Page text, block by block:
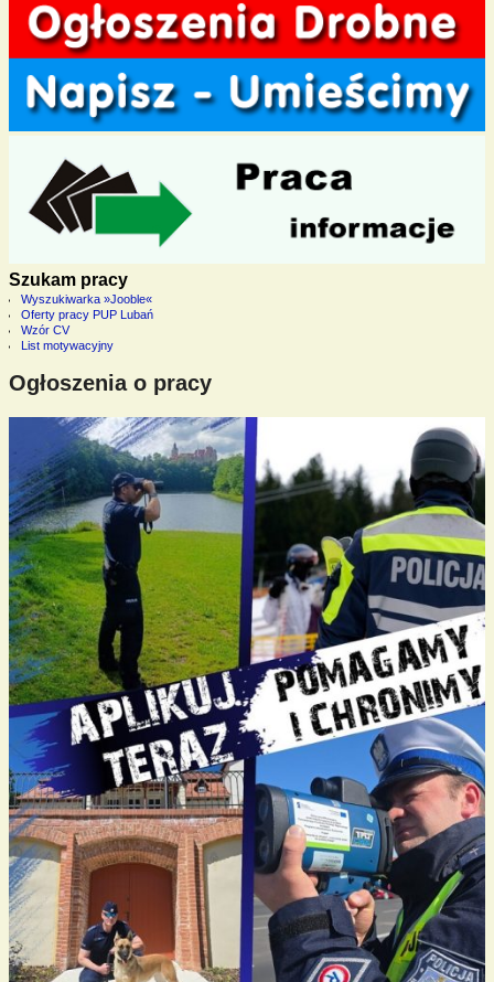
Szukam pracy
Wyszukiwarka »Jooble«
Oferty pracy PUP Lubań
Wzór CV
List motywacyjny
Ogłoszenia o pracy